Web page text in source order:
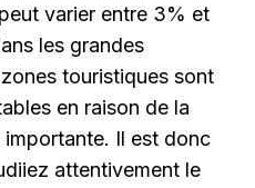
peut varier entre 3% et
les grandes
touristiques sont
en raison de la
Il est donc
attentivement le